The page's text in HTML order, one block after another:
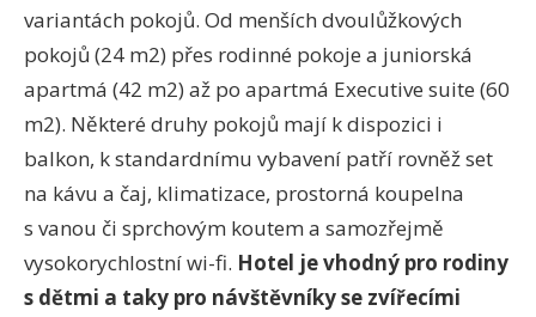
variantách pokojů. Od menších dvoulůžkových
pokojů (24 m2) přes rodinné pokoje a juniorská
apartmá (42 m2) až po apartmá Executive suite (60
m2). Některé druhy pokojů mají k dispozici i
balkon, k standardnímu vybavení patří rovněž set
na kávu a čaj, klimatizace, prostorná koupelna
s vanou či sprchovým koutem a samozřejmě
vysokorychlostní wi-fi. Hotel je vhodný pro rodiny
s dětmi a taky pro návštěvníky se zvířecími